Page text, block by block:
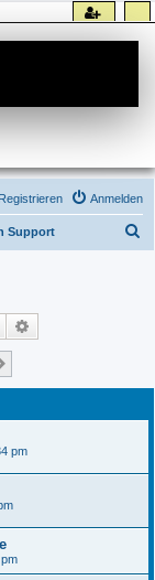
Anmelden
Registrieren
Support
Suche
pm